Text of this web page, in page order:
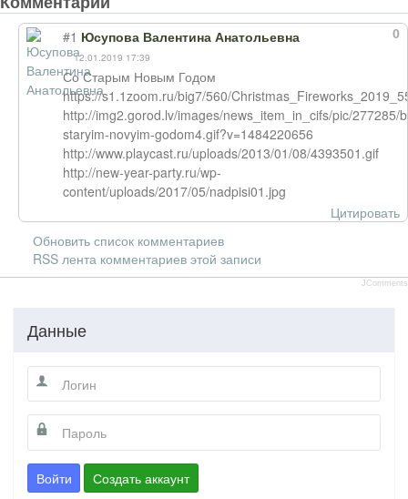
0
#1 Юсупова Валентина Анатольевна
12.01.2019 17:39
Со Старым Новым Годом
https://s1.1zoom.ru/big7/560/
http://img2.gorod.lv/images/news_item_in_cifs/pic/277285/
staryim-novyim-godom4.gif?v=1484220656
http://www.playcast.ru/uploads/2013/01/08/4393501.gif
http://new-year-party.ru/wp-
content/uploads/2017/05/nadpisi01.jpg
Цитировать
Обновить список комментариев
RSS лента комментариев этой записи
JComments
Данные
Войти Создать аккаунт